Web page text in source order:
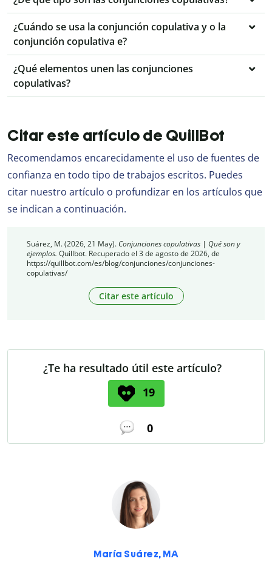
¿Cuándo se usa la conjunción copulativa y o la
conjunción copulativa e?
¿Qué elementos unen las conjunciones
copulativas?
Citar este artículo de QuillBot
Recomendamos encarecidamente el uso de fuentes de
confianza en todo tipo de trabajos escritos. Puedes
citar nuestro artículo o profundizar en los artículos que
se indican a continuación.
Suárez, M. (2026, 21 May). Conjunciones copulativas | Qué son y
ejemplos. Quillbot. Recuperado el 3 de agosto de 2026, de
https://quillbot.com/es/blog/conjunciones/conjunciones-
copulativas/
Citar este artículo
¿Te ha resultado útil este artículo?
19
0
María Suárez, MA